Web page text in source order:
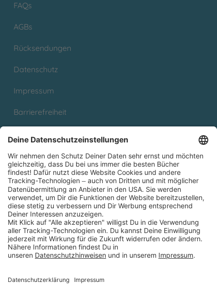
FAQs
AGBs
Rücksendungen
Datenschutz
Impressum
Barrierefreiheit
Partnerprogramm (Affiliate)
Folge uns auf
* Versandkostenfrei ab 9,00 € Bestellwert innerhalb
Deutschlands
** Lieferzeit 1-3 Werktage innerhalb Deutschlands
Thienemann-Esslinger Verlag GmbH, Blumenstraße 36, D-70182